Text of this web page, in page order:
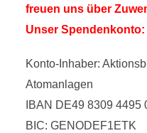
freuen uns über
Unser Spendenkonto:
Konto-Inhaber:
Atomanlagen
IBAN DE49 8309 4495
BIC: GENODEF1ETK